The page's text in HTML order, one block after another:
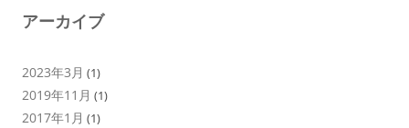
アーカイブ
2023年3月 (1)
2019年11月 (1)
2017年1月 (1)